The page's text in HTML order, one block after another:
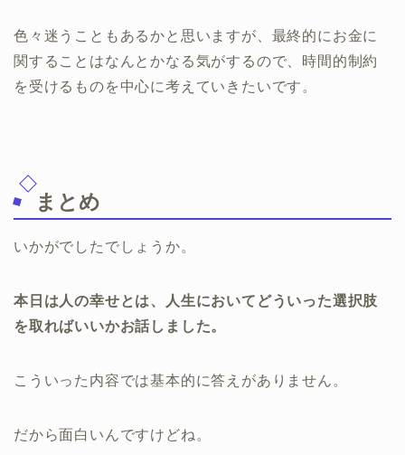
色々迷うこともあるかと思いますが、最終的にお金に
関することはなんとかなる気がするので、時間的制約
を受けるものを中心に考えていきたいです。
まとめ
いかがでしたでしょうか。
本日は人の幸せとは、人生においてどういった選択肢
を取ればいいかお話しました。
こういった内容では基本的に答えがありません。
だから面白いんですけどね。